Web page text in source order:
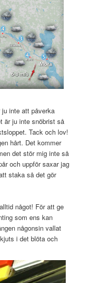
inte att påverka
är ju inte snöbrist så
Tack och lov!
hårt. Det kommer
det stör mig inte så
och uppför saxar jag
staka så det gör
något! För att ge
som ens kan
någonsin vallat
i det blöta och